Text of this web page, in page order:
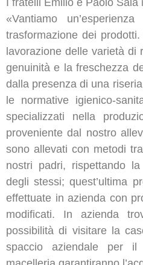
I fratelli Emilio e Paolo Sala
«Vantiamo
trasformazione dei
lavorazione delle varietà di
genuinità e la freschezza
dalla presenza di una
le normative igienico-
specializzati nella
proveniente dal nostro
sono allevati con metodi
nostri padri, rispettando
degli stessi; quest’ultima
effettuate in azienda con
modificati. In azienda
possibilità di visitare la
spaccio aziendale per